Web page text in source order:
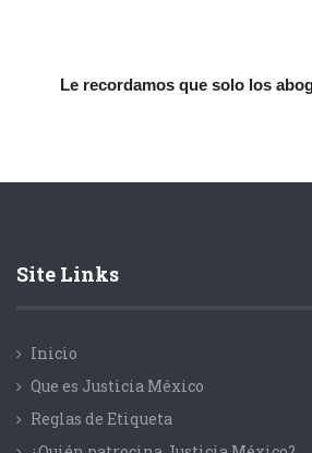
Le recordamos que solo los
Site Links
Inicio
Que es Justicia México
Reglas de Etiqueta